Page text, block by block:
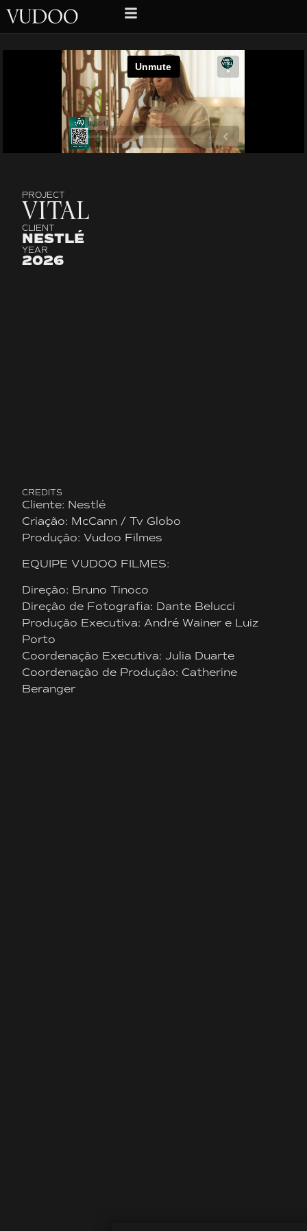
PROJECT
VITAL
CLIENT
NESTLÉ
YEAR
2026
CREDITS
Cliente: Nestlé
Criação: McCann / Tv Globo
Produção: Vudoo Filmes
EQUIPE VUDOO FILMES:
Direção: Bruno Tinoco
Direção de Fotografia: Dante Belucci
Produção Executiva: André Wainer e Luiz
Porto
Coordenação Executiva: Julia Duarte
Coordenação de Produção: Catherine
Beranger